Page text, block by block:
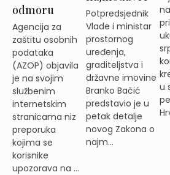
odmoru
Agencija za
zaštitu osobnih
podataka
(AZOP) objavila
je na svojim
službenim
internetskim
stranicama niz
preporuka
kojima se
korisnike
upozorava na ...
Potpredsjednik
Vlade i ministar
prostornog
uređenja,
graditeljstva i
državne imovine
Branko Bačić
predstavio je u
petak detalje
novog Zakona o
najm...
u